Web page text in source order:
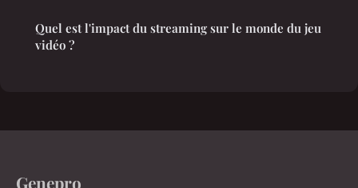
Quel est l'impact du streaming sur le monde du jeu
vidéo ?
Genepro